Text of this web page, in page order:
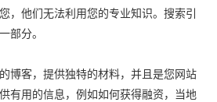
，他们无法利用您的专业知识。搜索引
部分。
博客，提供独特的材料，并且是您网站
有用的信息，例如如何获得融资，当地